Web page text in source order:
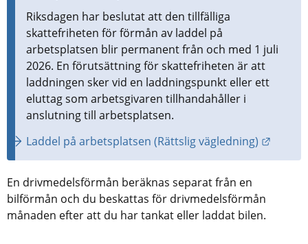
Riksdagen har beslutat att den tillfälliga
skattefriheten för förmån av laddel på
arbetsplatsen blir permanent från och med 1 juli
2026. En förutsättning för skattefriheten är att
laddningen sker vid en laddningspunkt eller ett
eluttag som arbetsgivaren tillhandahåller i
anslutning till arbetsplatsen.
Laddel på arbetsplatsen (Rättslig vägledning)
En drivmedelsförmån beräknas separat från en
bilförmån och du beskattas för drivmedelsförmån
månaden efter att du har tankat eller laddat bilen.